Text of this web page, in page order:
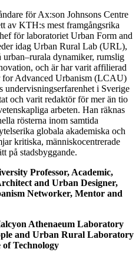
för Ax:son Johnsons Centre
av KTH:s mest framgångsrika
för laboratoriet Urban Form and
idag Urban Rural Lab (URL),
dynamiker, rumslig
och är har varit affilierad
Advanced Urbanism (LCAU)
i Sverige
och varit redaktör för mer än tio
arbeten. Han räknas
rösterna inom samtida
globala akademiska och
kritiska, människocentrerade
på stadsbyggande.
Professor, Academic,
and Urban Designer,
Networker, Mentor and
Athenaeum Laboratory
and Urban Rural Laboratory
Technology